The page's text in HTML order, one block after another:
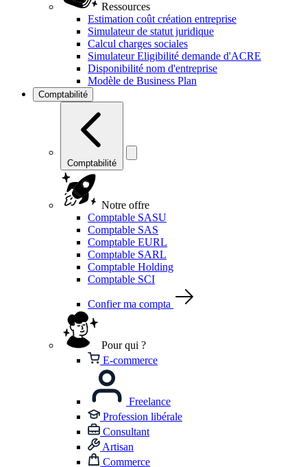
Ressources
Estimation coût création entreprise
Simulateur de statut juridique
Calcul charges sociales
Simulateur Eligibilité demande d'ACRE
Disponibilité nom d'entreprise
Modèle de Business Plan
Comptabilité
Comptabilité
Notre offre
Comptable SASU
Comptable SAS
Comptable EURL
Comptable SARL
Comptable Holding
Comptable SCI
Confier ma compta
Pour qui ?
E-commerce
Freelance
Profession libérale
Consultant
Artisan
Commerce